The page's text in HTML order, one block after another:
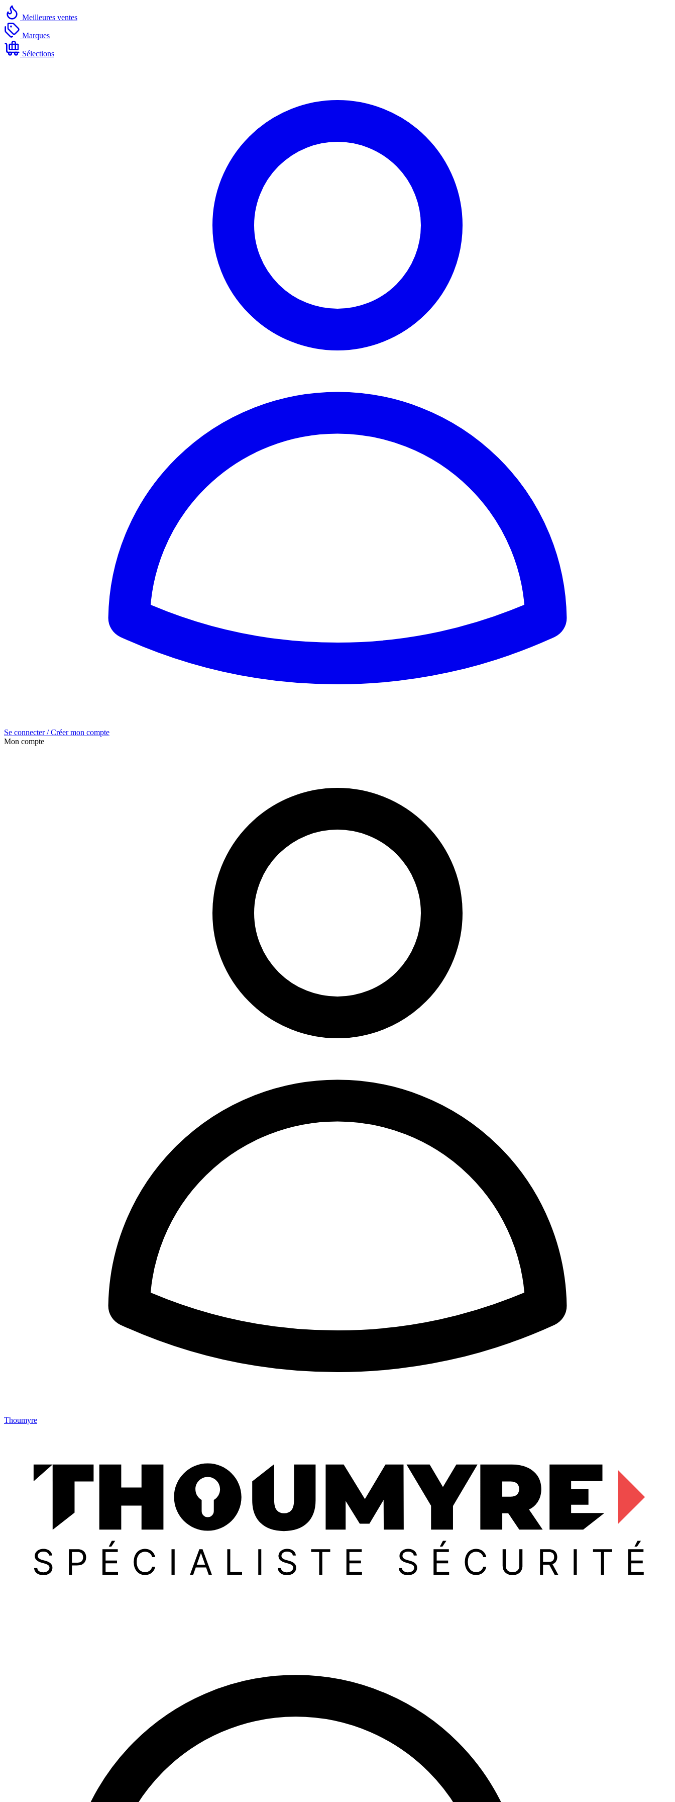
Meilleures ventes
Marques
Sélections
Se connecter / Créer mon compte
Mon compte
Thoumyre